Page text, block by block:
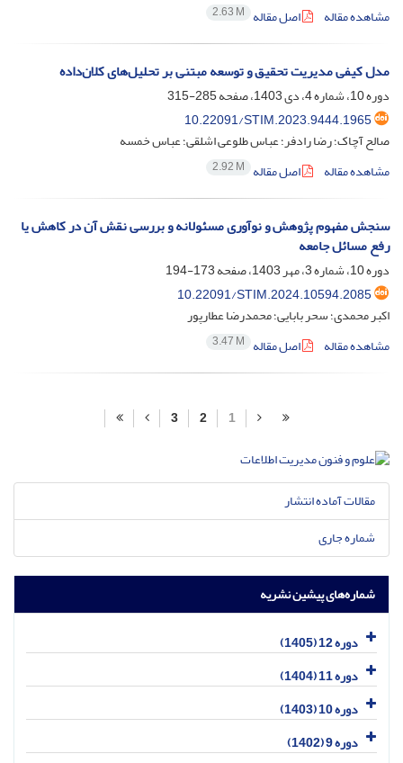
مشاهده مقاله
اصل مقاله 2.63 M
مدل کیفی مدیریت تحقیق و توسعه مبتنی بر تحلیل‌های کلان‌داده
دوره 10، شماره 4، دی 1403، صفحه
285-315
10.22091/STIM.2023.9444.1965
صالح آچاک؛ رضا رادفر؛ عباس طلوعی اشلقی؛ عباس خمسه
مشاهده مقاله
اصل مقاله 2.92 M
سنجش مفهوم پژوهش و نوآوری مسئولانه و بررسی نقش آن در کاهش یا
رفع مسائل جامعه
دوره 10، شماره 3، مهر 1403، صفحه
173-194
10.22091/STIM.2024.10594.2085
اکبر محمدی؛ سحر بابایی؛ محمدرضا عطارپور
مشاهده مقاله
اصل مقاله 3.47 M
1
2
3
مقالات آماده انتشار
شماره جاری
شماره‌های پیشین نشریه
دوره 12 (1405)
دوره 11 (1404)
دوره 10 (1403)
دوره 9 (1402)